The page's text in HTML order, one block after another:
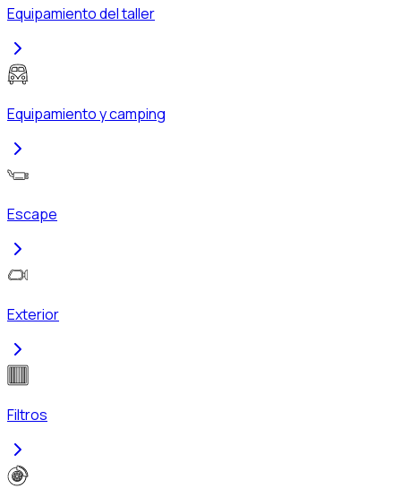
Equipamiento del taller
Equipamiento y camping
Escape
Exterior
Filtros